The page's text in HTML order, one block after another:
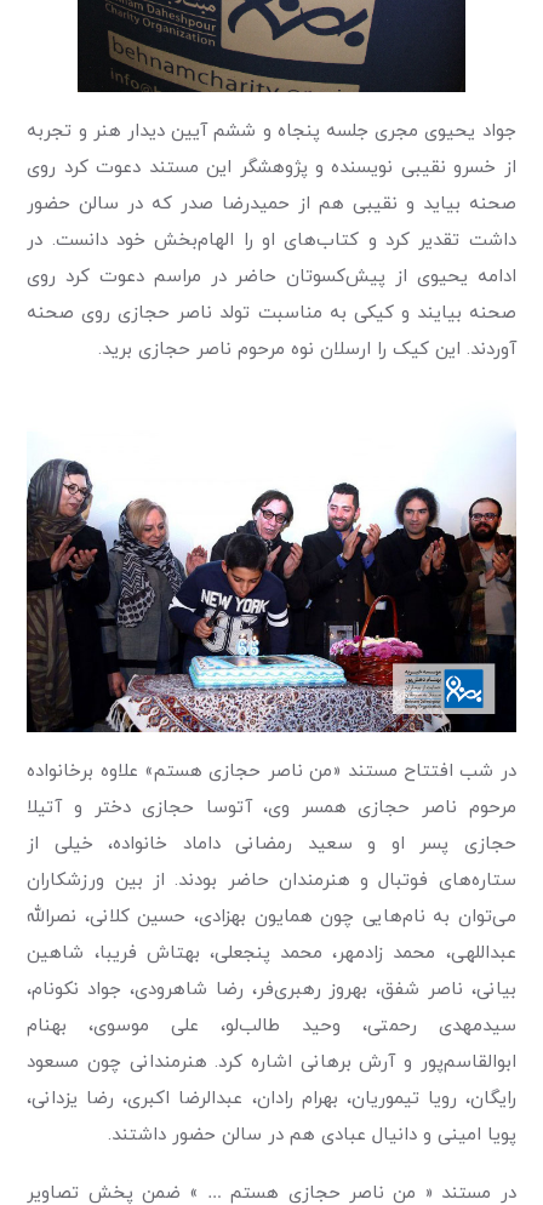
جواد یحیوی مجری جلسه پنجاه و ششم آیین دیدار هنر و تجربه
از خسرو نقیبی نویسنده و پژوهشگر این مستند دعوت کرد روی
صحنه بیاید و نقیبی هم از حمیدرضا صدر که در سالن حضور
داشت تقدیر کرد و کتاب‌های او را الهام‌بخش خود دانست. در
ادامه یحیوی از پیش‌کسوتان حاضر در مراسم دعوت کرد روی
صحنه بیایند و کیکی به مناسبت تولد ناصر حجازی روی صحنه
آوردند. این کیک را ارسلان نوه مرحوم ناصر حجازی برید.
در شب افتتاح مستند «من ناصر حجازی هستم» علاوه برخانواده
مرحوم ناصر حجازی همسر وی، آتوسا حجازی دختر و آتیلا
حجازی پسر او و سعید رمضانی داماد خانواده، خیلی از
ستاره‌های فوتبال و هنرمندان حاضر بودند. از بین ورزشکاران
می‌توان به نام‌هایی چون همایون بهزادی، حسین کلانی، نصرالله
عبداللهی، محمد زادمهر، محمد پنجعلی، بهتاش فریبا، شاهین
بیانی، ناصر شفق، بهروز رهبری‌فر، رضا شاهرودی، جواد نکونام،
سیدمهدی رحمتی، وحید طالب‌لو، علی موسوی، بهنام
ابوالقاسم‌پور و آرش برهانی اشاره کرد. هنرمندانی چون مسعود
رایگان، رویا تیموریان، بهرام رادان، عبدالرضا اکبری، رضا یزدانی،
پویا امینی و دانیال عبادی هم در سالن حضور داشتند.
در مستند « من ناصر حجازی هستم … » ضمن پخش تصاویر